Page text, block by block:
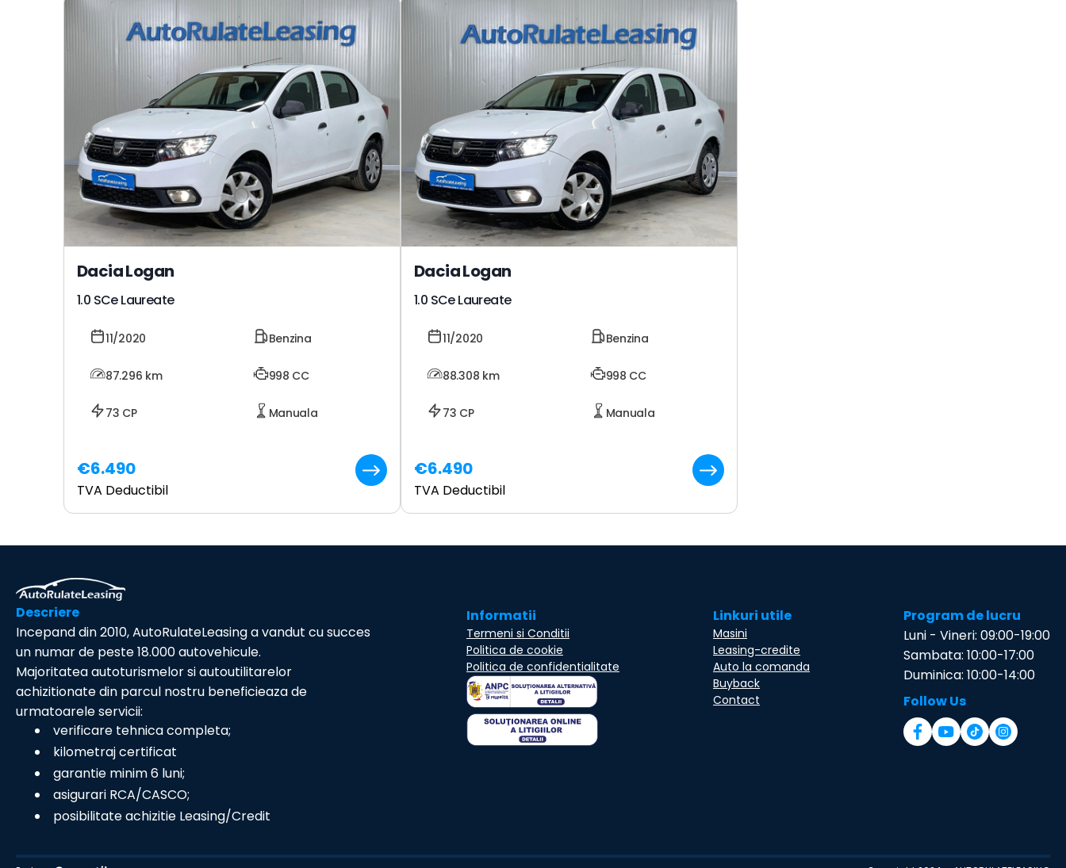
Dacia Logan
1.0 SCe Laureate
11/2020 Benzina
87.296 km 998 CC
73 CP Manuala
€6.490
TVA Deductibil
Dacia Logan
1.0 SCe Laureate
11/2020 Benzina
88.308 km 998 CC
73 CP Manuala
€6.490
TVA Deductibil
Descriere
Incepand din 2010, AutoRulateLeasing a vandut cu succes
un numar de peste 18.000 autovehicule.
Majoritatea autoturismelor si autoutilitarelor
achizitionate din parcul nostru beneficieaza de
urmatoarele servicii:
verificare tehnica completa;
kilometraj certificat
garantie minim 6 luni;
asigurari RCA/CASCO;
posibilitate achizitie Leasing/Credit
Informatii
Termeni si Conditii
Politica de cookie
Politica de confidentialitate
Linkuri utile
Masini
Leasing-credite
Auto la comanda
Buyback
Contact
Program de lucru
Luni - Vineri: 09:00-19:00
Sambata: 10:00-17:00
Duminica: 10:00-14:00
Follow Us